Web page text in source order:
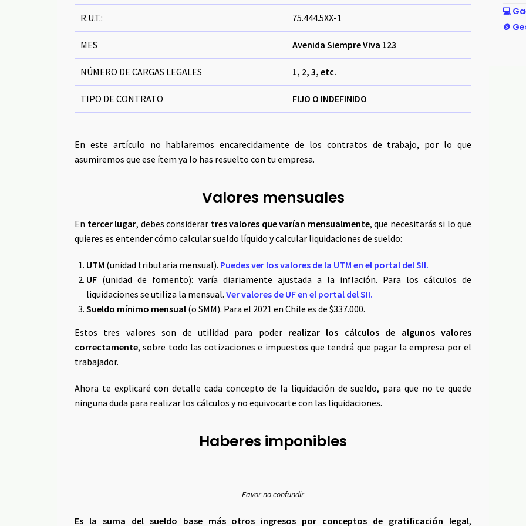
R.U.T.: 75.444.5XX-1
MES Avenida Siempre Viva 123
NÚMERO DE CARGAS LEGALES 1, 2, 3, etc.
TIPO DE CONTRATO FIJO O INDEFINIDO
En este artículo no hablaremos encarecidamente de los contratos de trabajo, por lo que
asumiremos que ese ítem ya lo has resuelto con tu empresa.
Valores mensuales
En tercer lugar, debes considerar tres valores que varían mensualmente, que necesitarás si lo que
quieres es entender cómo calcular sueldo líquido y calcular liquidaciones de sueldo:
UTM (unidad tributaria mensual). Puedes ver los valores de la UTM en el portal del SII.
UF (unidad de fomento): varía diariamente ajustada a la inflación. Para los cálculos de
liquidaciones se utiliza la mensual. Ver valores de UF en el portal del SII.
Sueldo mínimo mensual (o SMM). Para el 2021 en Chile es de $337.000.
Estos tres valores son de utilidad para poder realizar los cálculos de algunos valores
correctamente, sobre todo las cotizaciones e impuestos que tendrá que pagar la empresa por el
trabajador.
Ahora te explicaré con detalle cada concepto de la liquidación de sueldo, para que no te quede
ninguna duda para realizar los cálculos y no equivocarte con las liquidaciones.
Haberes imponibles
Favor no confundir
Es la suma del sueldo base más otros ingresos por conceptos de gratificación legal,
💻
🪙